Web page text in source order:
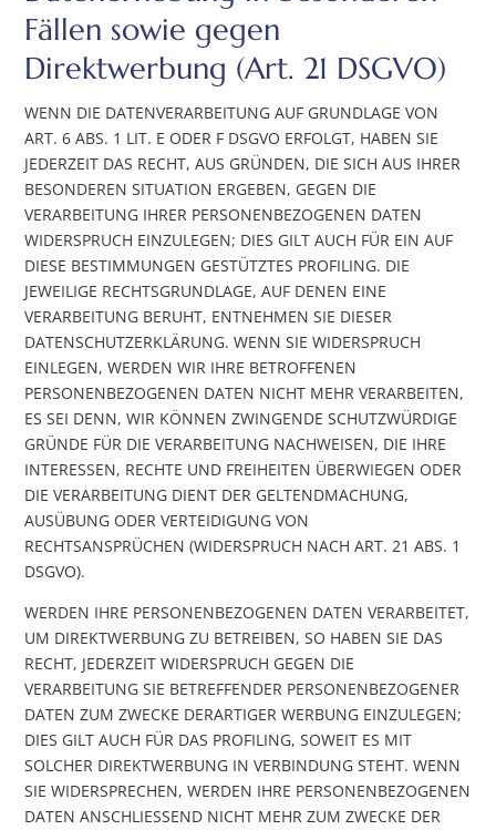
Fällen sowie gegen
Direktwerbung (Art. 21 DSGVO)
WENN DIE DATENVERARBEITUNG AUF GRUNDLAGE VON
ART. 6 ABS. 1 LIT. E ODER F DSGVO ERFOLGT, HABEN SIE
JEDERZEIT DAS RECHT, AUS GRÜNDEN, DIE SICH AUS IHRER
BESONDEREN SITUATION ERGEBEN, GEGEN DIE
VERARBEITUNG IHRER PERSONENBEZOGENEN DATEN
WIDERSPRUCH EINZULEGEN; DIES GILT AUCH FÜR EIN AUF
DIESE BESTIMMUNGEN GESTÜTZTES PROFILING. DIE
JEWEILIGE RECHTSGRUNDLAGE, AUF DENEN EINE
VERARBEITUNG BERUHT, ENTNEHMEN SIE DIESER
DATENSCHUTZERKLÄRUNG. WENN SIE WIDERSPRUCH
EINLEGEN, WERDEN WIR IHRE BETROFFENEN
PERSONENBEZOGENEN DATEN NICHT MEHR VERARBEITEN,
ES SEI DENN, WIR KÖNNEN ZWINGENDE SCHUTZWÜRDIGE
GRÜNDE FÜR DIE VERARBEITUNG NACHWEISEN, DIE IHRE
INTERESSEN, RECHTE UND FREIHEITEN ÜBERWIEGEN ODER
DIE VERARBEITUNG DIENT DER GELTENDMACHUNG,
AUSÜBUNG ODER VERTEIDIGUNG VON
RECHTSANSPRÜCHEN (WIDERSPRUCH NACH ART. 21 ABS. 1
DSGVO).
WERDEN IHRE PERSONENBEZOGENEN DATEN VERARBEITET,
UM DIREKTWERBUNG ZU BETREIBEN, SO HABEN SIE DAS
RECHT, JEDERZEIT WIDERSPRUCH GEGEN DIE
VERARBEITUNG SIE BETREFFENDER PERSONENBEZOGENER
DATEN ZUM ZWECKE DERARTIGER WERBUNG EINZULEGEN;
DIES GILT AUCH FÜR DAS PROFILING, SOWEIT ES MIT
SOLCHER DIREKTWERBUNG IN VERBINDUNG STEHT. WENN
SIE WIDERSPRECHEN, WERDEN IHRE PERSONENBEZOGENEN
DATEN ANSCHLIESSEND NICHT MEHR ZUM ZWECKE DER